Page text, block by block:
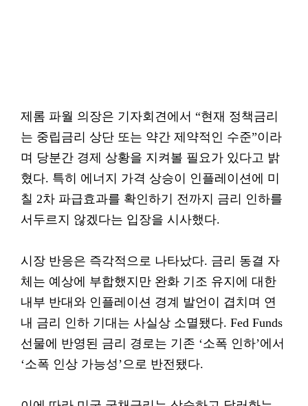
제롬 파월 의장은 기자회견에서 “현재 정책금리
는 중립금리 상단 또는 약간 제약적인 수준”이라
며 당분간 경제 상황을 지켜볼 필요가 있다고 밝
혔다. 특히 에너지 가격 상승이 인플레이션에 미
칠 2차 파급효과를 확인하기 전까지 금리 인하를
서두르지 않겠다는 입장을 시사했다.
시장 반응은 즉각적으로 나타났다. 금리 동결 자
체는 예상에 부합했지만 완화 기조 유지에 대한
내부 반대와 인플레이션 경계 발언이 겹치며 연
내 금리 인하 기대는 사실상 소멸됐다. Fed Funds
선물에 반영된 금리 경로는 기존 ‘소폭 인하’에서
‘소폭 인상 가능성’으로 반전됐다.